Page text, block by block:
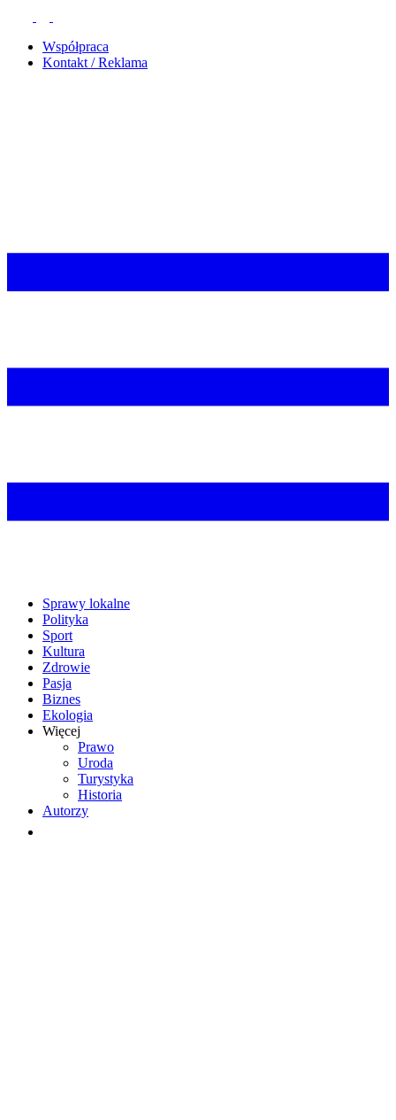
Współpraca
Kontakt / Reklama
Sprawy lokalne
Polityka
Sport
Kultura
Zdrowie
Pasja
Biznes
Ekologia
Więcej
Prawo
Uroda
Turystyka
Historia
Autorzy